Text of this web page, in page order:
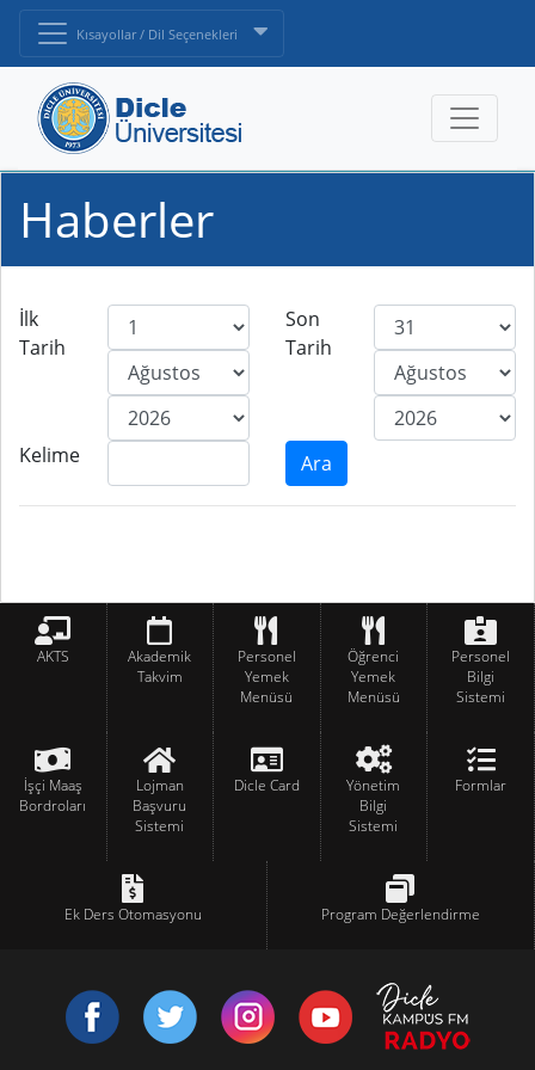
Kısayollar / Dil Seçenekleri
Haberler
İlk
Tarih
Son
Tarih
Kelime
AKTS
Akademik
Takvim
Personel
Yemek
Menüsü
Öğrenci
Yemek
Menüsü
Personel
Bilgi
Sistemi
İşçi Maaş
Bordroları
Lojman
Başvuru
Sistemi
Dicle Card
Yönetim
Bilgi
Sistemi
Formlar
Ek Ders Otomasyonu Program Değerlendirme